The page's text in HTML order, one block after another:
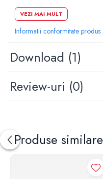
Actionare din fata
Lungime: 24.6 cm
Inaltim: 16.4 cm
VEZI MAI MULT
Informatii conformitate produs
Download (1)
Review-uri (0)
Produse similare